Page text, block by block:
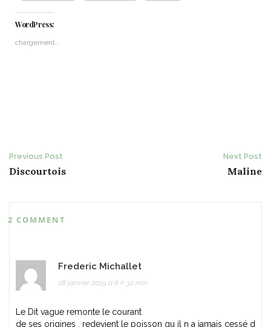
WordPress:
chargement…
Post
Previous Post
Discourtois
Next Post
Maline
2 COMMENT
Frederic Michallet
28 janvier 2019 à 6 h 32 min
Le Dit vague remonte le courant
de ses origines , redevient le poisson qu il n a jamais cessé d